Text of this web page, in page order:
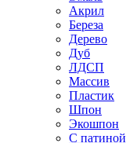
Акрил
Береза
Дерево
Дуб
ЛДСП
Массив
Пластик
Шпон
Экошпон
С патиной